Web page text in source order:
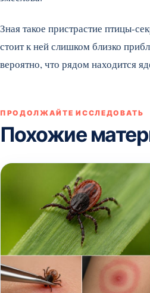
Зная такое пристрастие птицы-
стоит к ней слишком близко
вероятно, что рядом находится
ПРОДОЛЖАЙТЕ ИССЛЕДОВАТЬ
Похожие